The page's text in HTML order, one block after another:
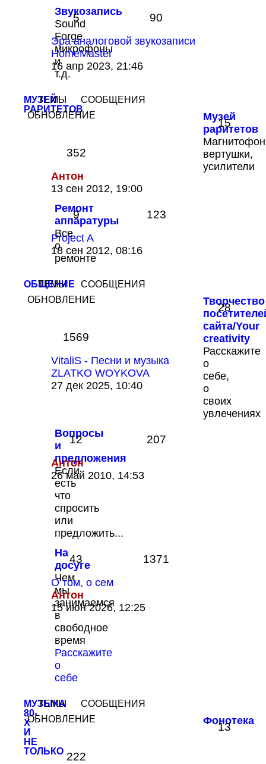
последнему
сообщению
Звукозапись
Sound
Forge,
микрофоны
и
т.д.
5 90
Эра аналоговой звукозаписи
HomeMaster
Перейти
сообщению
16 апр 2023, 21:46
МУЗЕЙ
РАРИТЕТОВ
ТЕМЫ
СООБЩЕНИЯ
ОБНОВЛЕНИЕ
Музей
раритетов
вертушки,
усилители
15
352
Антон
Перейти
последнему
сообщению
13 сен 2012, 19:00
Ремонт
аппаратуры
Все
о
ремонте
9 123
Project A
Перейти
сообщению
18 сен 2012, 08:16
ОБЩЕНИЕ
ТЕМЫ
СООБЩЕНИЯ
ОБНОВЛЕНИЕ
Творчество
сайта/Your
creativity
Расскажите
о
себе,
о
своих
увлечениях
28
1569
VitaliS - Песни и музыка
ZLATKO WOYKOVA
последнему
сообщению
27 дек 2025, 10:40
Вопросы
и
предложения
Если
есть
что
спросить
или
предложить...
12 207
Антон
Перейти
сообщению
26 май 2010, 14:53
На
досуге
Чем
мы
занимаемся
в
свободное
время
Расскажите
о
себе
43 1371
О том, о сем
Антон
Перейти
последнему
15 июн 2026, 12:25
МУЗЫКА
80-
Х
И
НЕ
ТОЛЬКО
ТЕМЫ
СООБЩЕНИЯ
ОБНОВЛЕНИЕ
Фонотека
13
222